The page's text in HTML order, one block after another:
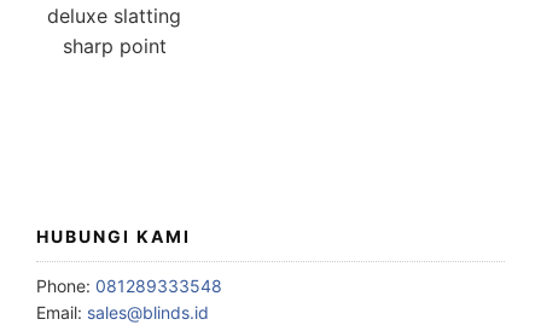
deluxe slatting
sharp point
HUBUNGI KAMI
Phone: 081289333548
Email: sales@blinds.id